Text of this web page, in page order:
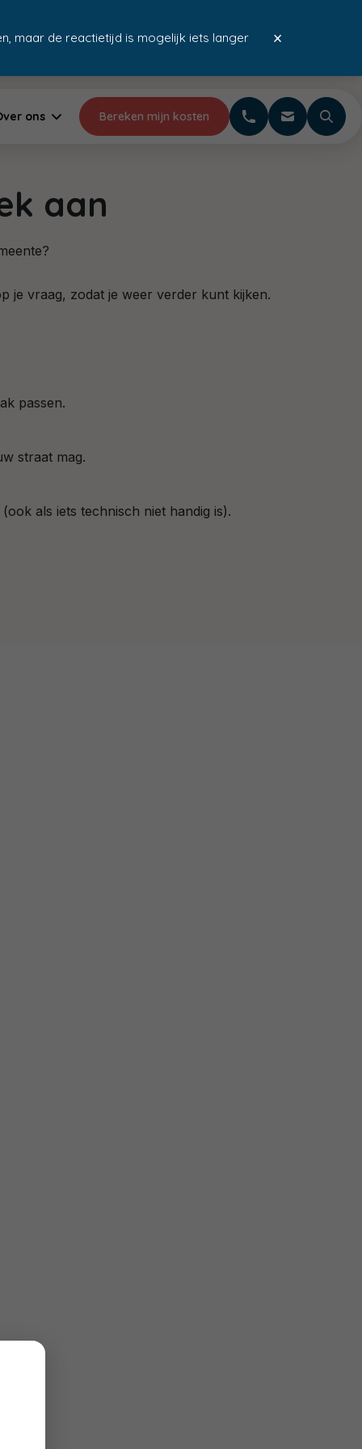
maar de reactietijd is mogelijk iets langer ×
ons Bereken mijn kosten
Gratis advies & offerte Meer dan 20 jaar ervaring
aan
je vraag, zodat je weer verder kunt kijken.
passen.
straat mag.
als iets technisch niet handig is).